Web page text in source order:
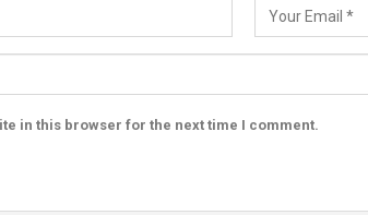
in this browser for the next time I comment.